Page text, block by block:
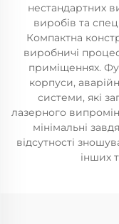
нестандартних
виробів та
Компактна
виробничі
приміщеннях.
корпуси,
системи, які
лазерного
мінімальні
відсутності
інших